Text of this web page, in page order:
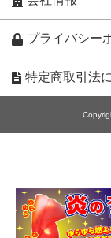
プライバシー
特定商取引法